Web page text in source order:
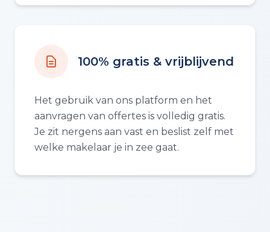
100% gratis & vrijblijvend
Het gebruik van ons platform en het
aanvragen van offertes is volledig gratis.
Je zit nergens aan vast en beslist zelf met
welke makelaar je in zee gaat.